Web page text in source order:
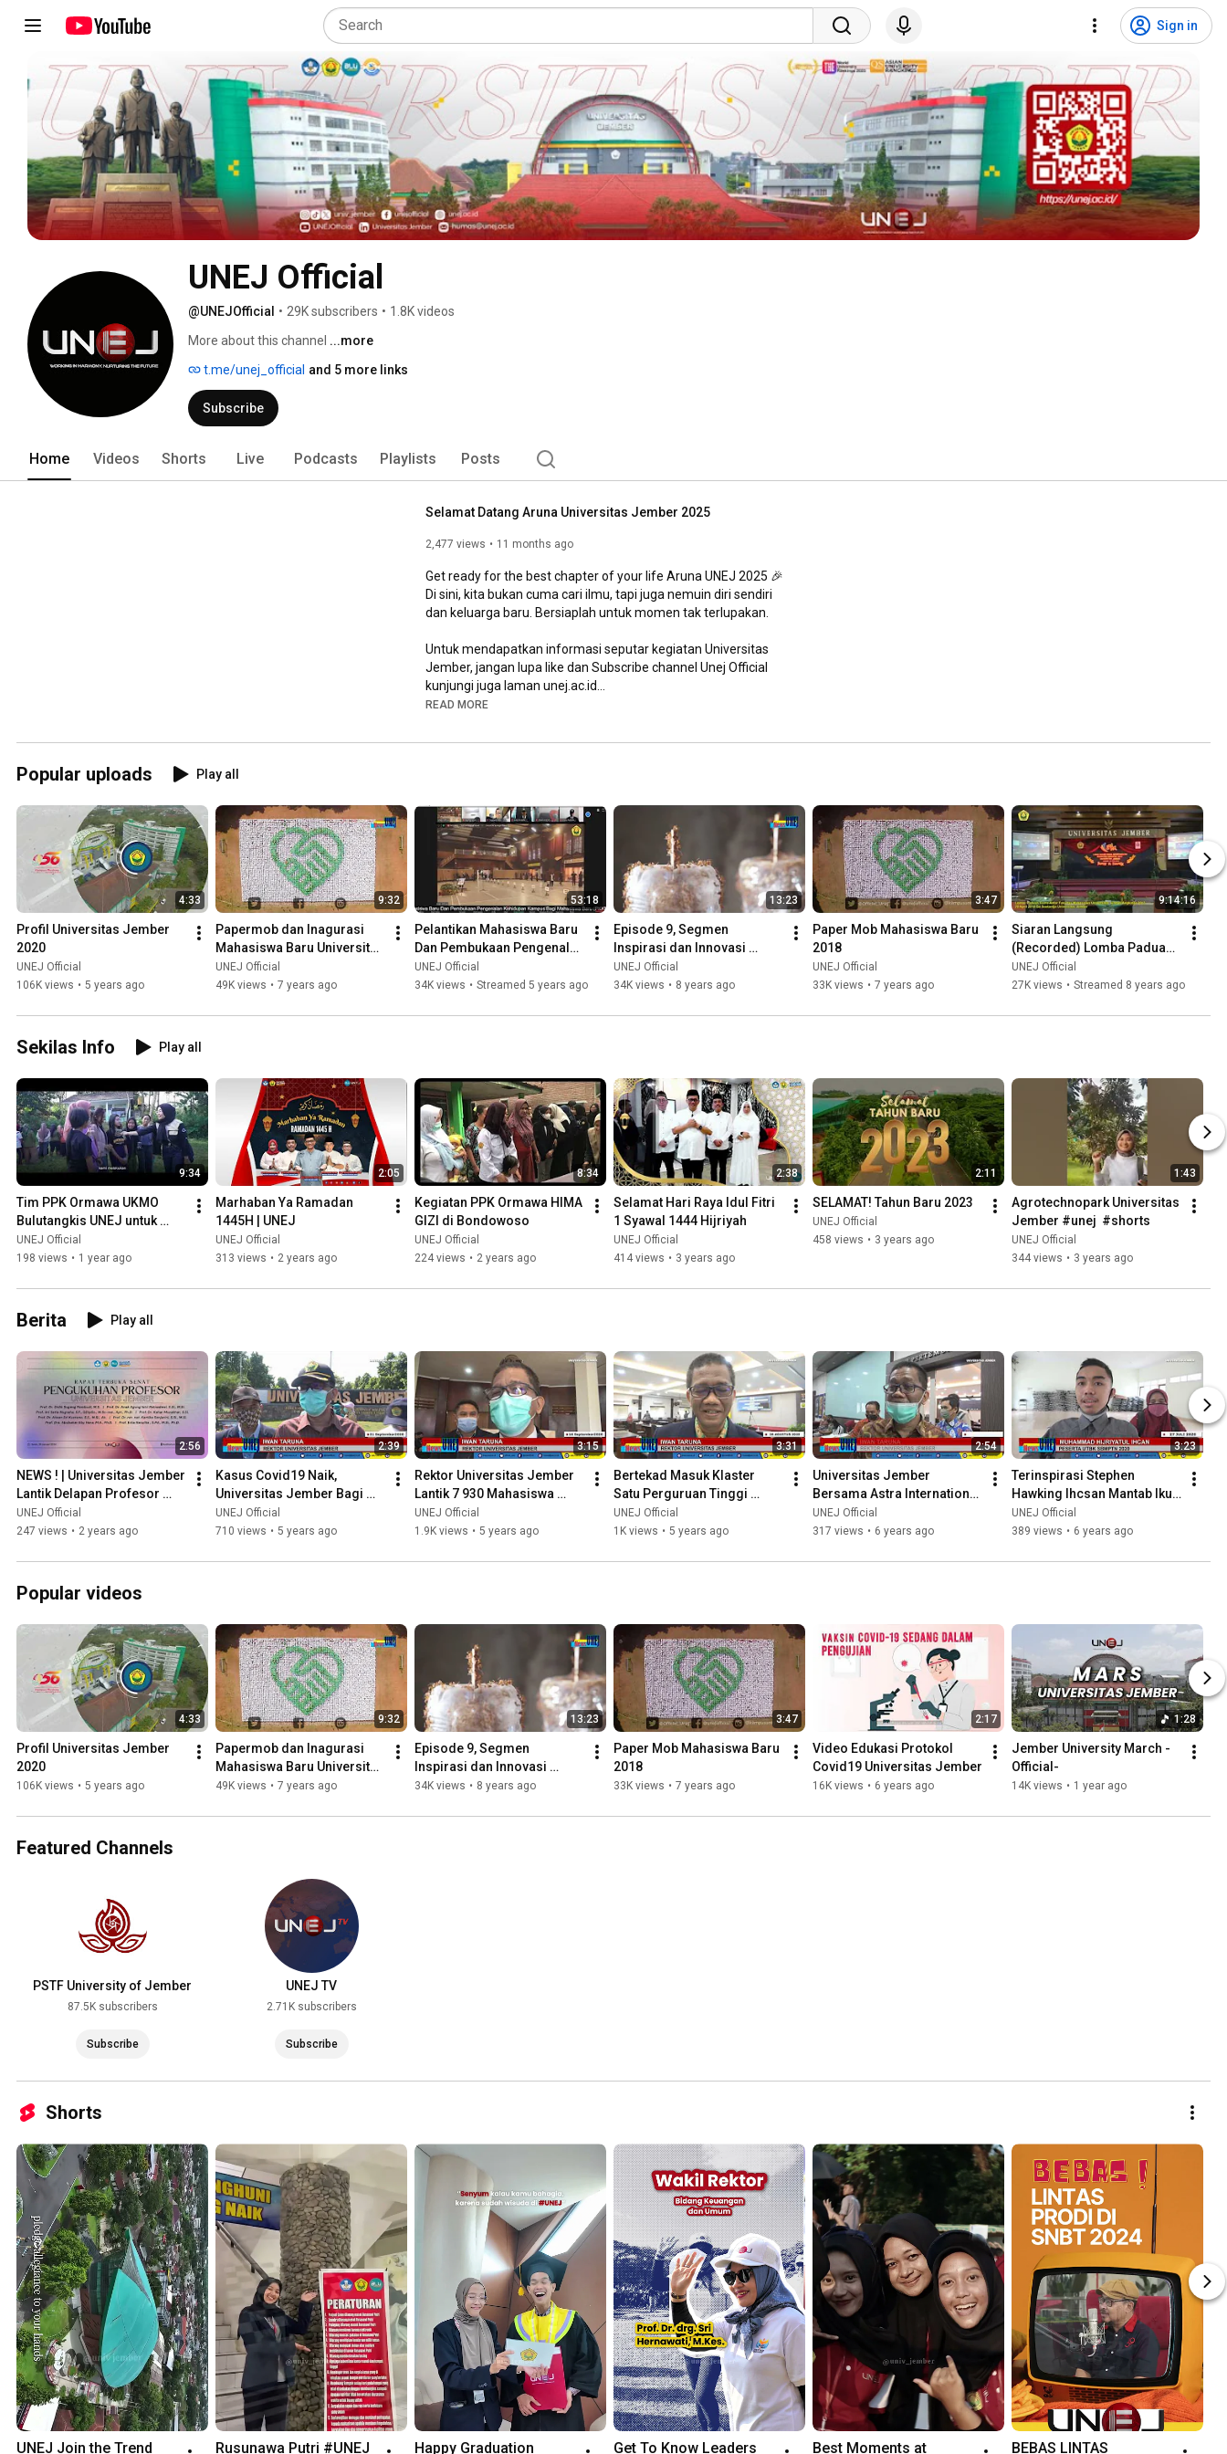
Sign in
UNEJ Official
@UNEJOfficial • 29K subscribers • 1.8K videos
More about this channel ...more
t.me/unej_official and 5 more links
Subscribe
Home Videos Shorts Live Podcasts Playlists Posts
Selamat Datang Aruna Universitas Jember 2025
2,477 views 11 months ago
Get ready for the best chapter of your life Aruna UNEJ 2025 🎉
Di sini, kita bukan cuma cari ilmu, tapi juga nemuin diri sendiri
dan keluarga baru. Bersiaplah untuk momen tak terlupakan.
Untuk mendapatkan informasi seputar kegiatan Universitas
Jember, jangan lupa like dan Subscribe channel Unej Official
kunjungi juga laman unej.ac.id
email : humas@unej.ac.id
READ MORE
Popular uploads Play all
4:33
Profil Universitas Jember
2020
UNEJ Official
106K views • 5 years ago
9:32
Papermob dan Inagurasi
Mahasiswa Baru Universitas
Jember Tahun 2018
UNEJ Official
49K views • 7 years ago
53:18
Pelantikan Mahasiswa Baru
Dan Pembukaan Pengenalan
Kehidupan Kampus Bagi
Mahasiswa Baru (PKKMB)
UNEJ Official
34K views • Streamed 5 years ago
13:23
Episode 9, Segmen
Inspirasi dan Innovasi
'Budidaya Semut Angkrang'
UNEJ
UNEJ Official
34K views • 8 years ago
3:47
Paper Mob Mahasiswa Baru
2018
UNEJ Official
33K views • 7 years ago
9:14:16
Siaran Langsung
(Recorded) Lomba Paduan
Suara Antar Fakultas
Mahasiswa Universitas
UNEJ Official
27K views • Streamed 8 years ago
Sekilas Info Play all
9:34
Tim PPK Ormawa UKMO
Bulutangkis UNEJ untuk
Desa Suci
UNEJ Official
198 views • 1 year ago
2:05
Marhaban Ya Ramadan
1445H | UNEJ
UNEJ Official
313 views • 2 years ago
8:34
Kegiatan PPK Ormawa HIMA
GIZI di Bondowoso
UNEJ Official
224 views • 2 years ago
2:38
Selamat Hari Raya Idul Fitri
1 Syawal 1444 Hijriyah
UNEJ Official
414 views • 3 years ago
2:11
SELAMAT! Tahun Baru 2023
UNEJ Official
458 views • 3 years ago
1:43
Agrotechnopark Universitas
Jember #unej  #shorts
UNEJ Official
344 views • 3 years ago
Berita Play all
2:56
NEWS ! | Universitas Jember
Lantik Delapan Profesor
Baru
UNEJ Official
247 views • 2 years ago
2:39
Kasus Covid19 Naik,
Universitas Jember Bagi
bagi Paket Masker
UNEJ Official
710 views • 5 years ago
3:15
Rektor Universitas Jember
Lantik 7 930 Mahasiswa
Baru
UNEJ Official
1.9K views • 5 years ago
3:31
Bertekad Masuk Klaster
Satu Perguruan Tinggi
Indonesia
UNEJ Official
1K views • 5 years ago
2:54
Universitas Jember
Bersama Astra International
Kompak Kembangkan
Potensi Bondowoso
UNEJ Official
317 views • 6 years ago
3:23
Terinspirasi Stephen
Hawking Ihcsan Mantab Ikut
UTBK
UNEJ Official
389 views • 6 years ago
Popular videos
4:33
Profil Universitas Jember
2020
106K views • 5 years ago
9:32
Papermob dan Inagurasi
Mahasiswa Baru Universitas
Jember Tahun 2018
49K views • 7 years ago
13:23
Episode 9, Segmen
Inspirasi dan Innovasi
'Budidaya Semut Angkrang'
34K views • 8 years ago
3:47
Paper Mob Mahasiswa Baru
2018
33K views • 7 years ago
2:17
Video Edukasi Protokol
Covid19 Universitas Jember
16K views • 6 years ago
1:28
Jember University March -
Official-
14K views • 1 year ago
Featured Channels
PSTF University of Jember
87.5K subscribers
Subscribe
UNEJ TV
2.71K subscribers
Subscribe
Shorts
UNEJ Join the Trend
Rusunawa Putri #UNEJ
Happy Graduation
Get To Know Leaders
Best Moments at
BEBAS LINTAS